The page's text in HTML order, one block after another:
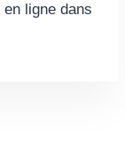
ligne dans